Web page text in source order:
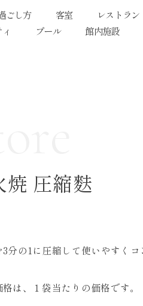
ごし方 客室
レストラン
プール 館内施設
圧縮麩
3分の1に圧縮して使いやすく
は、１袋当たりの価格です。